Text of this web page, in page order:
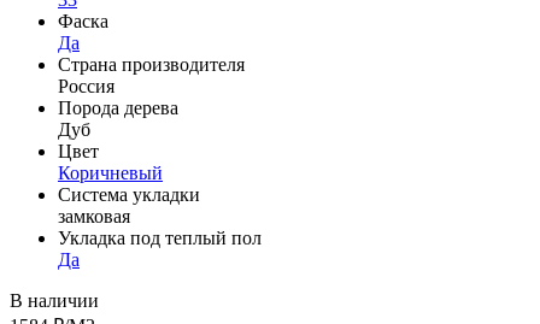
Фаска
Да
Страна производителя
Россия
Порода дерева
Дуб
Цвет
Коричневый
Система укладки
замковая
Укладка под теплый пол
Да
В наличии